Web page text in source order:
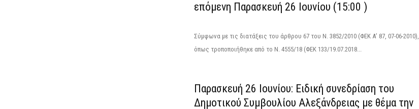
επόμενη Παρασκευή 26 Ιουνίου (15:00 )
Σύμφωνα με τις διατάξεις του άρθρου 67 του Ν. 3852/2010 (ΦΕΚ Α’ 87, 07-06-2010),
όπως τροποποιήθηκε από το N. 4555/18 (ΦΕΚ 133/19.07.2018...
Παρασκευή 26 Ιουνίου: Ειδική συνεδρίαση του
Δημοτικού Συμβουλίου Αλεξάνδρειας με θέμα την